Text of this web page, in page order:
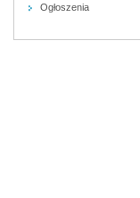
Ogłoszenia